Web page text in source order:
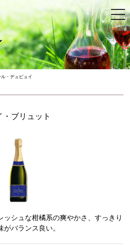
ル・デュピュイ
ブリュット
ッシュな柑橘系の爽やかさ、すっきり
バランス良い。